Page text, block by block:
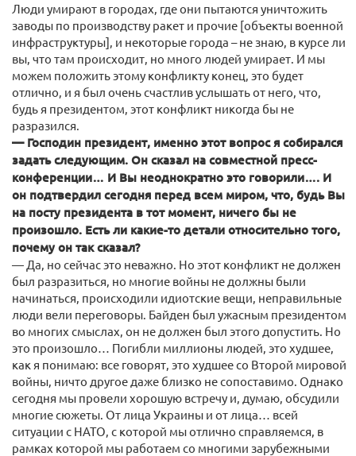
Люди умирают в городах, где они пытаются уничтожить
заводы по производству ракет и прочие [объекты военной
инфраструктуры], и некоторые города – не знаю, в курсе ли
вы, что там происходит, но много людей умирает. И мы
можем положить этому конфликту конец, это будет
отлично, и я был очень счастлив услышать от него, что,
будь я президентом, этот конфликт никогда бы не
разразился.
— Господин президент, именно этот вопрос я собирался
задать следующим. Он сказал на совместной пресс-
конференции… И Вы неоднократно это говорили…. И
он подтвердил сегодня перед всем миром, что, будь Вы
на посту президента в тот момент, ничего бы не
произошло. Есть ли какие-то детали относительно того,
почему он так сказал?
— Да, но сейчас это неважно. Но этот конфликт не должен
был разразиться, но многие войны не должны были
начинаться, происходили идиотские вещи, неправильные
люди вели переговоры. Байден был ужасным президентом
во многих смыслах, он не должен был этого допустить. Но
это произошло… Погибли миллионы людей, это худшее,
как я понимаю: все говорят, это худшее со Второй мировой
войны, ничто другое даже близко не сопоставимо. Однако
сегодня мы провели хорошую встречу и, думаю, обсудили
многие сюжеты. От лица Украины и от лица… всей
ситуации с НАТО, с которой мы отлично справляемся, в
рамках которой мы работаем со многими зарубежными